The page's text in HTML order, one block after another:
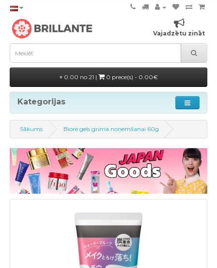
Vajadzētu zināt
0.00 no 21 | 0 prece(s) - 0.00€
Kategorijas
Sākums Biore gels grima noņemšanai 60g